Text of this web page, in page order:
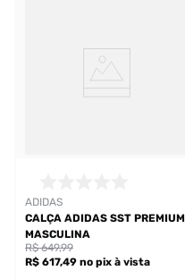
ADIDAS
CALÇA ADIDAS SST PREMIUM
MASCULINA
R$ 617,49 no pix à vista
R$ 649,99